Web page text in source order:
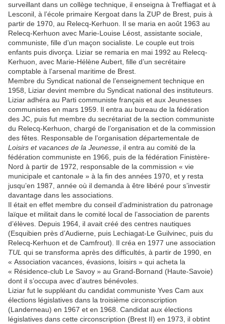
surveillant dans un collège technique, il enseigna à Treffiagat et à
Lesconil, à l’école primaire Kergoat dans la ZUP de Brest, puis à
partir de 1970, au Relecq-Kerhuon. Il se maria en août 1963 au
Relecq-Kerhuon avec Marie-Louise Léost, assistante sociale,
communiste, fille d’un maçon socialiste. Le couple eut trois
enfants puis divorça. Liziar se remaria en mai 1992 au Relecq-
Kerhuon, avec Marie-Hélène Aubert, fille d’un secrétaire
comptable à l’arsenal maritime de Brest.
Membre du Syndicat national de l’enseignement technique en
1958, Liziar devint membre du Syndicat national des instituteurs.
Liziar adhéra au Parti communiste français et aux Jeunesses
communistes en mars 1959. Il entra au bureau de la fédération
des JC, puis fut membre du secrétariat de la section communiste
du Relecq-Kerhuon, chargé de l’organisation et de la commission
des fêtes. Responsable de l’organisation départementale de
Loisirs et vacances de la Jeunesse , il entra au comité de la
fédération communiste en 1966, puis de la fédération Finistère-
Nord à partir de 1972, responsable de la commission « vie
municipale et cantonale » à la fin des années 1970, et y resta
jusqu’en 1987, année où il demanda à être libéré pour s’investir
davantage dans les associations.
Il était en effet membre du conseil d’administration du patronage
laïque et militait dans le comité local de l’association de parents
d’élèves. Depuis 1964, il avait créé des centres nautiques
(Esquibien près d’Audierne, puis Lechiagat-Le Guilvinec, puis du
Relecq-Kerhuon et de Camfrout). Il créa en 1977 une association
TUL qui se transforma après des difficultés, à partir de 1990, en
« Association vacances, évasions, loisirs » qui acheta la
« Résidence-club Le Savoy » au Grand-Bornand (Haute-Savoie)
dont il s’occupa avec d’autres bénévoles.
Liziar fut le suppléant du candidat communiste Yves Cam aux
élections législatives dans la troisième circonscription
(Landerneau) en 1967 et en 1968. Candidat aux élections
législatives dans cette circonscription (Brest II) en 1973, il obtint